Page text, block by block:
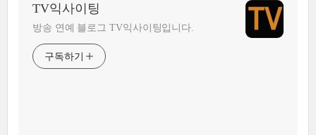
TV익사이팅
방송 연예 블로그 TV익사이팅입니다.
구독하기